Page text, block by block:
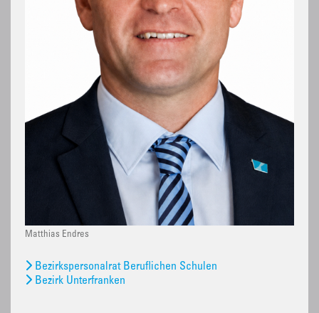
Matthias Endres
Bezirkspersonalrat Beruflichen Schulen
Bezirk Unterfranken